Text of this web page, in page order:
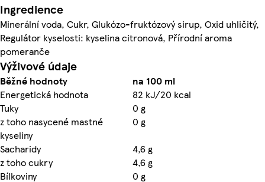
Ingredience
Minerální voda, Cukr, Glukózo-fruktózový sirup, Oxid uhličitý,
Regulátor kyselosti: kyselina citronová, Přírodní aroma
pomeranče
Výživové údaje
Běžné hodnoty
na 100 ml
Energetická hodnota
82 kJ/20 kcal
Tuky
0 g
z toho nasycené mastné
kyseliny
0 g
Sacharidy
4,6 g
z toho cukry
4,6 g
Bílkoviny
0 g